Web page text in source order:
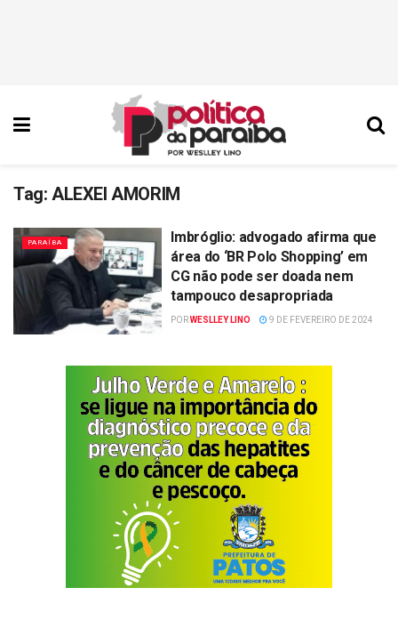
Tag: ALEXEI AMORIM
PARAÍBA
Imbróglio: advogado afirma que
área do ‘BR Polo Shopping’ em
CG não pode ser doada nem
tampouco desapropriada
PORWESLLEY LINO 9 DE FEVEREIRO DE 2024